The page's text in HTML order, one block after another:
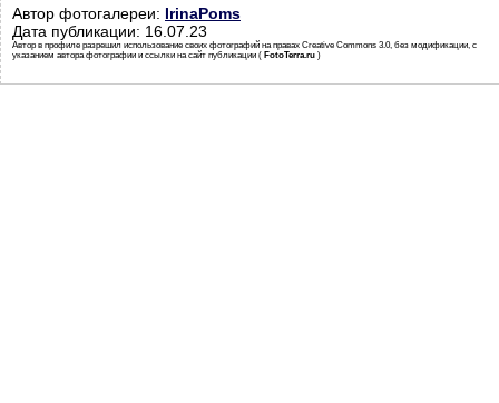
Автор фотогалереи: IrinaPoms
Дата публикации: 16.07.23
Автор в профиле разрешил использование своих фотографий на правах Creative Commons 3.0, без модификации, с
указанием автора фотографии и ссылки на сайт публикации ( FotoTerra.ru )